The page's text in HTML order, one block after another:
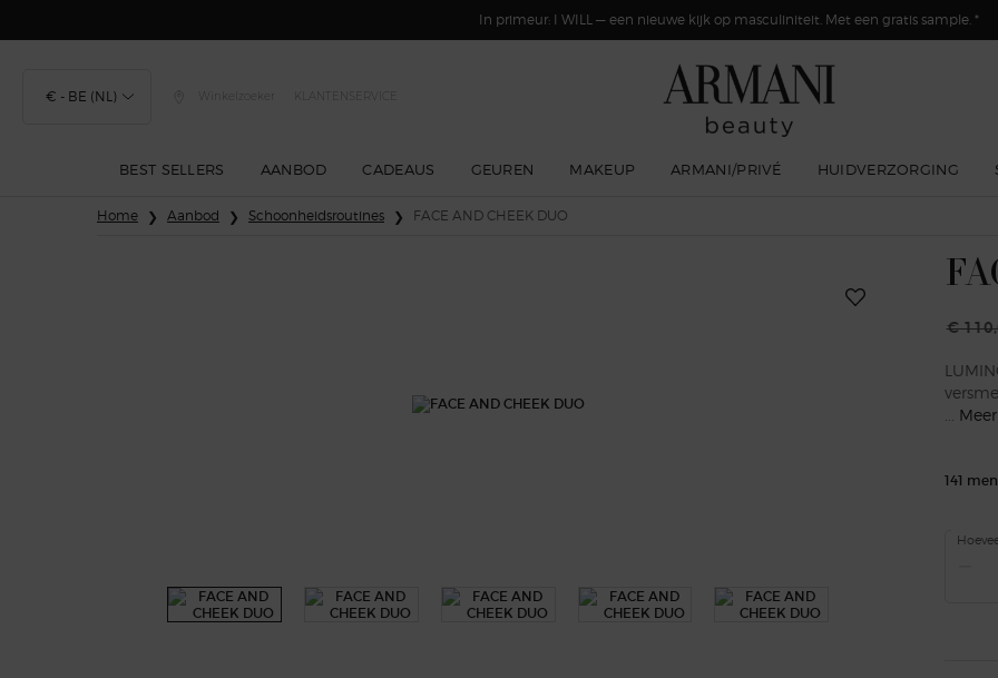
In primeur: I WILL — een nieuwe kijk op masculiniteit. Met een gratis sample. *
€ - BE (NL) Winkelzoeker KLANTENSERVICE
BEST SELLERS AANBOD CADEAUS GEUREN MAKEUP ARMANI/PRIVÉ HUIDVERZORGING
Home Aanbod Schoonheidsroutines FACE AND CHEEK DUO
Oude
€
141